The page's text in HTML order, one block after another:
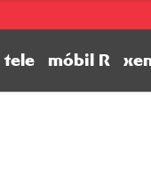
tele móbil R